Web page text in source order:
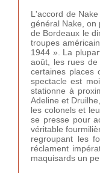
L'accord de
général Nake, on
de Bordeaux le
troupes
1944 ». La
août, les rues de
certaines places
spectacle est
stationne à
Adeline et
les colonels et
se presse pour
véritable
regroupant les
réclament
maquisards un